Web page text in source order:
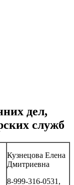
дел,
служб
Кузнецова Елена
Дмитриевна
8-999-316-0531,